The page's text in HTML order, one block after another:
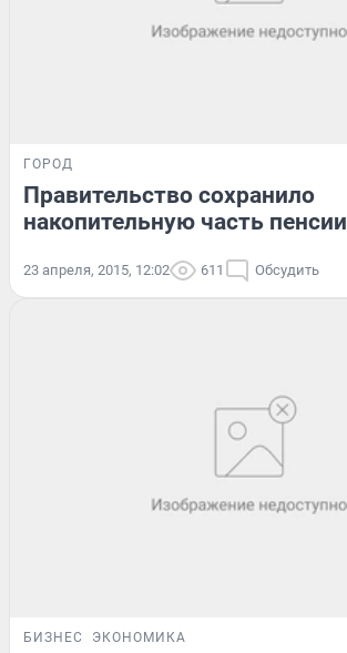
ГОРОД
Правительство сохранило
накопительную часть пенсии
23 апреля, 2015, 12:02 611 Обсудить
БИЗНЕС ЭКОНОМИКА